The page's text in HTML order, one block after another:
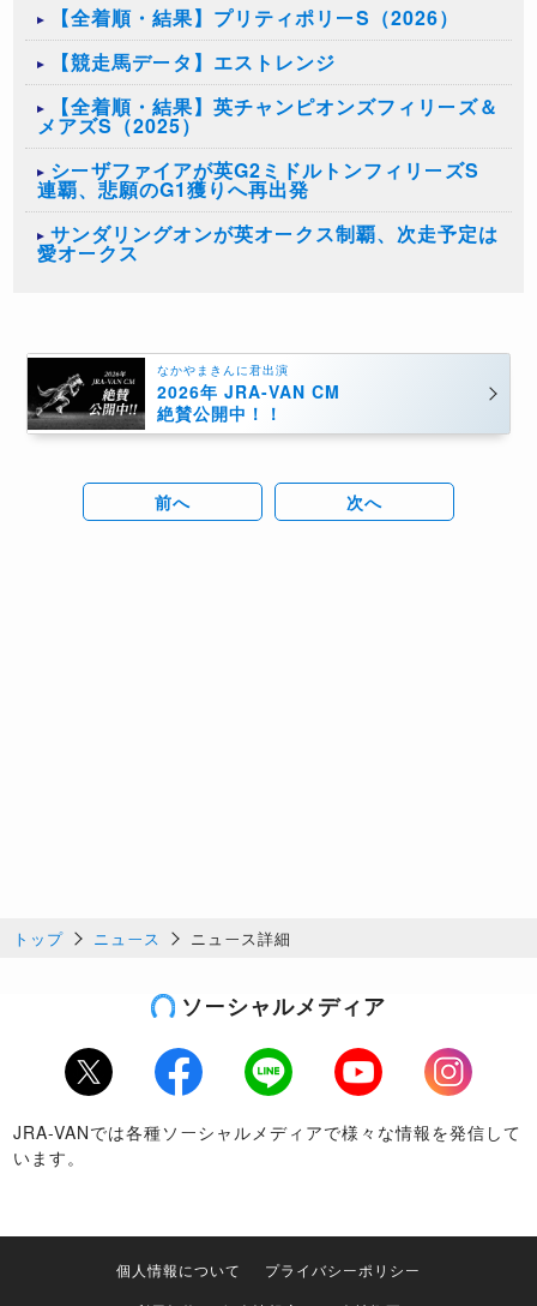
【全着順・結果】プリティポリーS（2026）
【競走馬データ】エストレンジ
【全着順・結果】英チャンピオンズフィリーズ＆
メアズS（2025）
シーザファイアが英G2ミドルトンフィリーズS
連覇、悲願のG1獲りへ再出発
サンダリングオンが英オークス制覇、次走予定は
愛オークス
なかやまきんに君出演
2026年 JRA-VAN CM
絶賛公開中！！
前へ 次へ
トップ ニュース ニュース詳細
ソーシャルメディア
Twitter Facebook LINE Youtube
Instagram
JRA-VANでは各種ソーシャルメディアで様々な情報を発信して
います。
個人情報について
プライバシーポリシー